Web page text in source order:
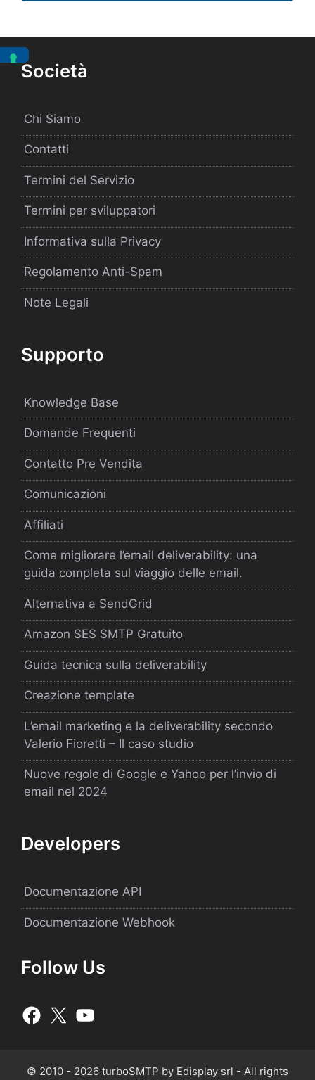
Società
Chi Siamo
Contatti
Termini del Servizio
Termini per sviluppatori
Informativa sulla Privacy
Regolamento Anti-Spam
Note Legali
Supporto
Knowledge Base
Domande Frequenti
Contatto Pre Vendita
Comunicazioni
Affiliati
Come migliorare l’email deliverability: una
guida completa sul viaggio delle email.
Alternativa a SendGrid
Amazon SES SMTP Gratuito
Guida tecnica sulla deliverability
Creazione template
L’email marketing e la deliverability secondo
Valerio Fioretti – Il caso studio
Nuove regole di Google e Yahoo per l’invio di
email nel 2024
Developers
Documentazione API
Documentazione Webhook
Follow Us
© 2010 - 2026 turboSMTP by Edisplay srl - All rights